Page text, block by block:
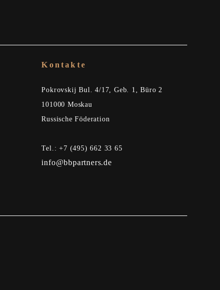
Kontakte
Pokrovskij Bul. 4/17, Geb. 1, Büro 2
101000 Moskau
Russische Föderation
Tel.: +7 (495) 662 33 65
info@bbpartners.de